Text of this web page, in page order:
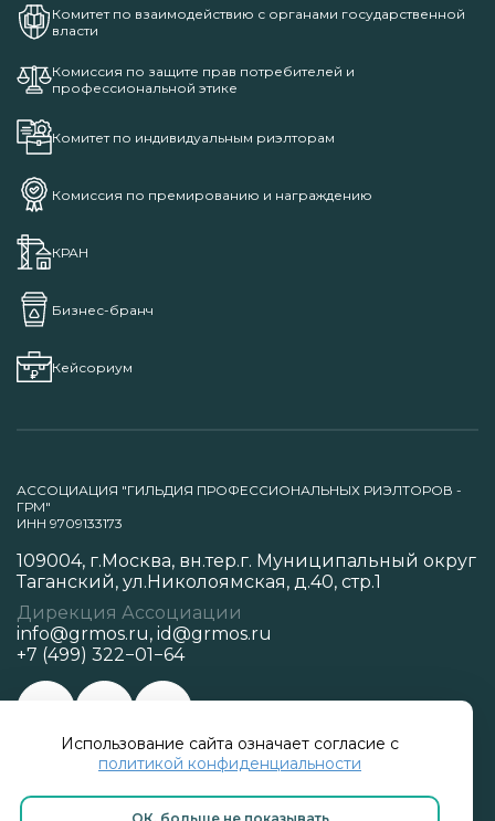
Использование сайта означает согласие с
политикой конфиденциальности
Комитет по взаимодействию с органами государственной
власти
Комиссия по защите прав потребителей и
профессиональной этике
Комитет по индивидуальным риэлторам
Комиссия по премированию и награждению
КРАН
Бизнес-бранч
Кейсориум
АССОЦИАЦИЯ "ГИЛЬДИЯ ПРОФЕССИОНАЛЬНЫХ РИЭЛТОРОВ -
ГРМ"
ИНН 9709133173
109004, г.Москва, вн.тер.г. Муниципальный округ
Таганский, ул.Николоямская, д.40, стр.1
Дирекция Ассоциации
info@grmos.ru, id@grmos.ru
+7 (499) 322−01−64
Политика конфиденциальности